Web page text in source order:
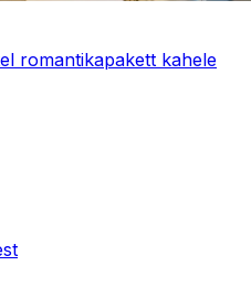
romantikapakett kahele